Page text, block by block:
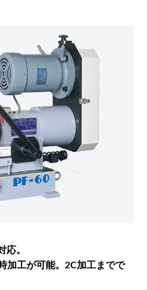
応。
加工が可能。2C加工までで